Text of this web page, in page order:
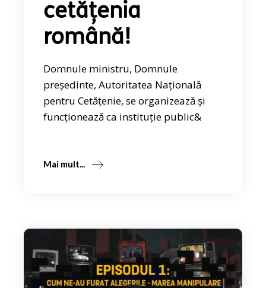
cetățenia
română!
Domnule ministru, Domnule
președinte, Autoritatea Națională
pentru Cetățenie, se organizează și
funcționează ca instituție public&
Mai mult...